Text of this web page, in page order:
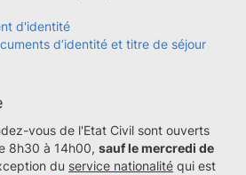
d'identité
d’identité et titre de séjour
vous de l'Etat Civil sont ouverts
8h30 à 14h00, sauf le mercredi de
du service nationalité qui est